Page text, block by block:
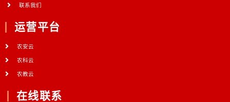
联系我们
运营平台
农安云
农科云
农教云
在线联系